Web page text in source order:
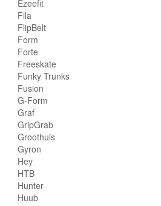
Ezeefit
Fila
FlipBelt
Form
Forte
Freeskate
Funky Trunks
Fusion
G-Form
Graf
GripGrab
Groothuis
Gyron
Hey
HTB
Hunter
Huub